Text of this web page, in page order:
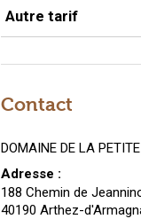
Autre tarif
Contact
DOMAINE DE LA
Adresse :
188 Chemin de
40190 Arthez-